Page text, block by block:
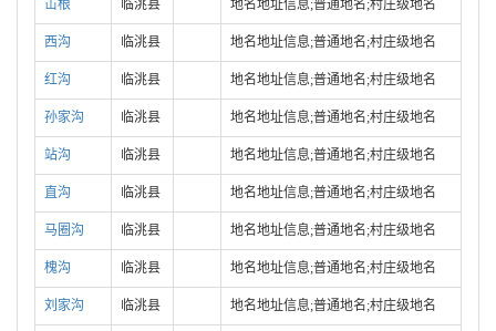
屲根 临洮县 地名地址信息;普通地名;村庄级地名
西沟 临洮县 地名地址信息;普通地名;村庄级地名
红沟 临洮县 地名地址信息;普通地名;村庄级地名
孙家沟 临洮县 地名地址信息;普通地名;村庄级地名
站沟 临洮县 地名地址信息;普通地名;村庄级地名
直沟 临洮县 地名地址信息;普通地名;村庄级地名
马圈沟 临洮县 地名地址信息;普通地名;村庄级地名
槐沟 临洮县 地名地址信息;普通地名;村庄级地名
刘家沟 临洮县 地名地址信息;普通地名;村庄级地名